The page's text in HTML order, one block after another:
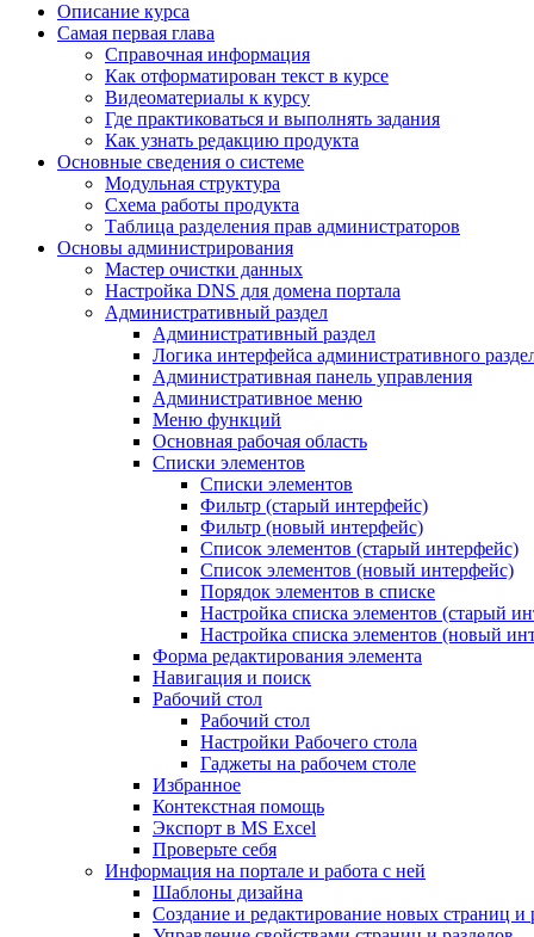
Описание курса
Самая первая глава
Справочная информация
Как отформатирован текст в курсе
Видеоматериалы к курсу
Где практиковаться и выполнять задания
Как узнать редакцию продукта
Основные сведения о системе
Модульная структура
Схема работы продукта
Таблица разделения прав администраторов
Основы администрирования
Мастер очистки данных
Настройка DNS для домена портала
Административный раздел
Административный раздел
Логика интерфейса административного
Административная панель управления
Административное меню
Меню функций
Основная рабочая область
Списки элементов
Списки элементов
Фильтр (старый интерфейс)
Фильтр (новый интерфейс)
Список элементов (старый интерфейс)
Список элементов (новый интерфейс)
Порядок элементов в списке
Настройка списка элементов (старый
Настройка списка элементов (новый
Форма редактирования элемента
Навигация и поиск
Рабочий стол
Рабочий стол
Настройки Рабочего стола
Гаджеты на рабочем столе
Избранное
Контекстная помощь
Экспорт в MS Excel
Проверьте себя
Информация на портале и работа с ней
Шаблоны дизайна
Создание и редактирование новых страниц и